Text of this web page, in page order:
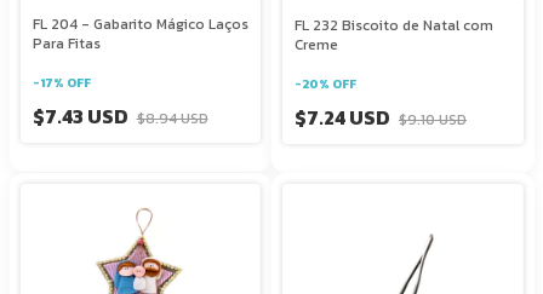
FL 204 - Gabarito Mágico Laços
Para Fitas
-17% OFF
$7.43 USD $8.94 USD
FL 232 Biscoito de Natal com
Creme
-20% OFF
$7.24 USD $9.10 USD